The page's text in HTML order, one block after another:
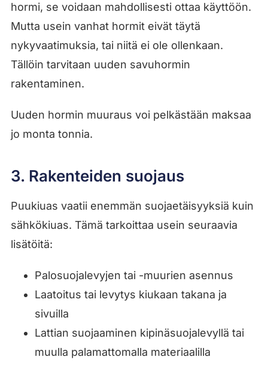
hormi, se voidaan mahdollisesti ottaa käyttöön.
Mutta usein vanhat hormit eivät täytä
nykyvaatimuksia, tai niitä ei ole ollenkaan.
Tällöin tarvitaan uuden savuhormin
rakentaminen.
Uuden hormin muuraus voi pelkästään maksaa
jo monta tonnia.
3. Rakenteiden suojaus
Puukiuas vaatii enemmän suojaetäisyyksiä kuin
sähkökiuas. Tämä tarkoittaa usein seuraavia
lisätöitä:
Palosuojalevyjen tai -muurien asennus
Laatoitus tai levytys kiukaan takana ja
sivuilla
Lattian suojaaminen kipinäsuojalevyllä tai
muulla palamattomalla materiaalilla